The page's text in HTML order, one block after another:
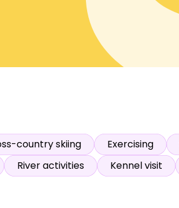
/70
fnugg
country skiing Exercising
River activities Kennel visit